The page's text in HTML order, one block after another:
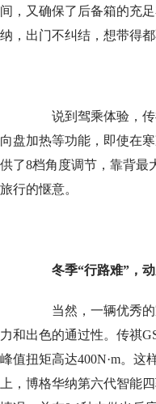
间，又确保了后备箱的充
纳，出门不纠结，想带得都
说到驾乘体验，传
向盘加热等功能，即使在
供了8档角度调节，靠背最
旅行的惬意。
冬季“行路难”，
当然，一辆优秀的
力和出色的通过性。传祺
峰值扭矩高达400N·m。
上，博格华纳第六代智能